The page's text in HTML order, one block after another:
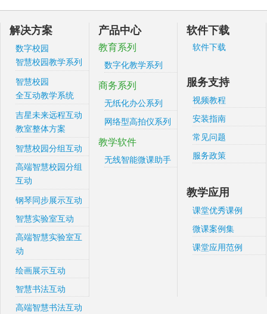
解决方案
数字校园
智慧校园教学系列
智慧校园
全互动教学系统
吉星未来远程互动
教室整体方案
智慧校园分组互动
高端智慧校园分组
互动
钢琴同步展示互动
智慧实验室互动
高端智慧实验室互
动
绘画展示互动
智慧书法互动
高端智慧书法互动
产品中心
教育系列
数字化教学系列
商务系列
无纸化办公系列
网络型高拍仪系列
教学软件
无线智能微课助手
软件下载
软件下载
服务支持
视频教程
安装指南
常见问题
服务政策
教学应用
课堂优秀课例
微课案例集
课堂应用范例